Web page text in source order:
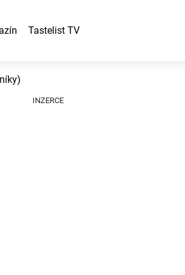
Tastelist TV
INZERCE